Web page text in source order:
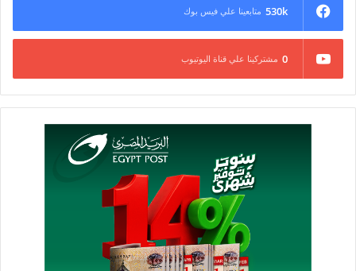
530k متابعينا علي فيس بوك
0 مشتركينا علي قناة اليوتيوب